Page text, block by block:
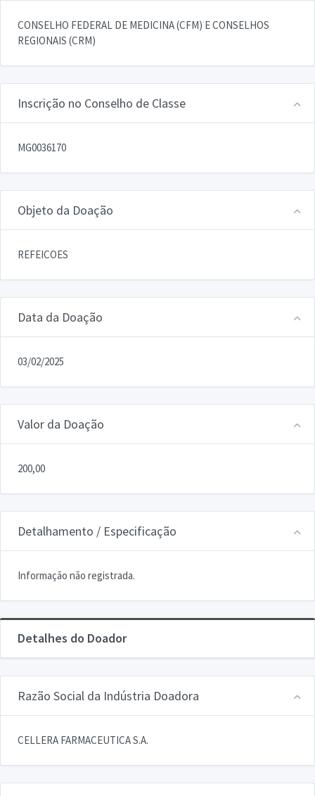
CONSELHO FEDERAL DE MEDICINA (CFM) E CONSELHOS
REGIONAIS (CRM)
Inscrição no Conselho de Classe
MG0036170
Objeto da Doação
REFEICOES
Data da Doação
03/02/2025
Valor da Doação
200,00
Detalhamento / Especificação
Informação não registrada.
Detalhes do Doador
Razão Social da Indústria Doadora
CELLERA FARMACEUTICA S.A.